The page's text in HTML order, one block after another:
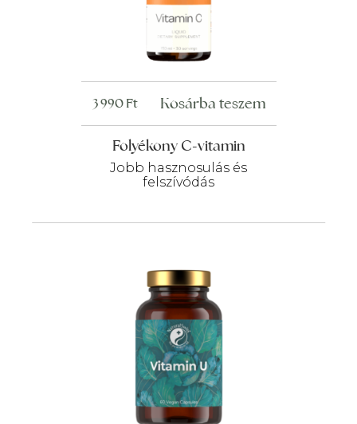
Folyékony C-vitamin
Jobb hasznosulás és
felszívódás
3 990Ft Kosárba teszem